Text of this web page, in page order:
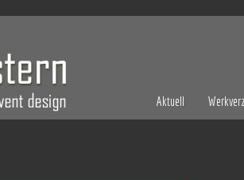
Aktuell